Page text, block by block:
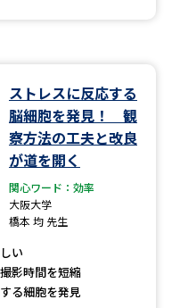
徴を調べる
国際・グローバルに強
奨学金・特待生制度特集
ト号特集ページ（高3生用）
（高2生用）
ストレスに反応する
脳細胞を発見！ 観
察方法の工夫と改良
が道を開く
関心ワード：効率
大阪大学
橋本 均 先生
い
影時間を短縮
る細胞を発見